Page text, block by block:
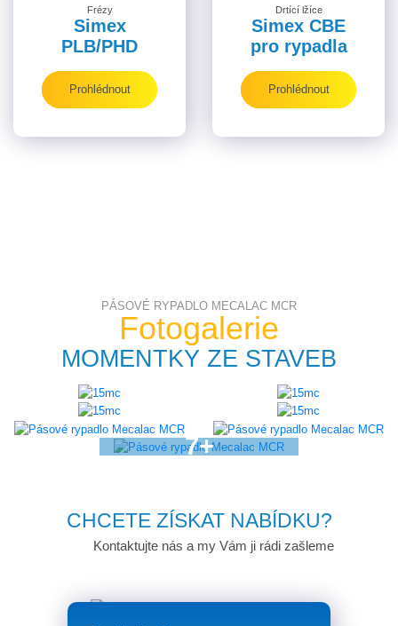
Frézy
Simex
PLB/PHD
Prohlédnout
Drtící lžíce
Simex CBE
pro rypadla
Prohlédnout
PÁSOVÉ RYPADLO MECALAC MCR
Fotogalerie
MOMENTKY ZE STAVEB
CHCETE ZÍSKAT NABÍDKU?
Kontaktujte nás a my Vám ji rádi zašleme